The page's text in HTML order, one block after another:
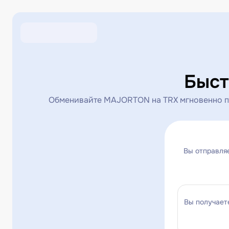
Обменивайте MAJORTON на TRX
Вы
Вы